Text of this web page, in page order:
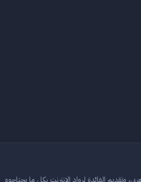
وتقديم الفائدة لرواد الانترنت بكل ما يحتاجوه